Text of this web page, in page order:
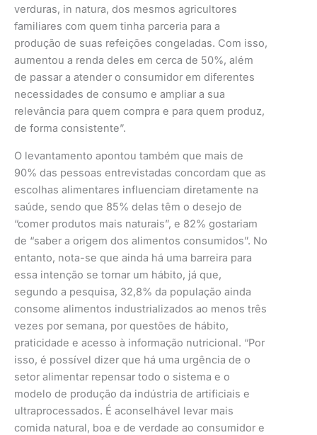
verduras, in natura, dos mesmos agricultores
familiares com quem tinha parceria para a
produção de suas refeições congeladas. Com isso,
aumentou a renda deles em cerca de 50%, além
de passar a atender o consumidor em diferentes
necessidades de consumo e ampliar a sua
relevância para quem compra e para quem produz,
de forma consistente”.
O levantamento apontou também que mais de
90% das pessoas entrevistadas concordam que as
escolhas alimentares influenciam diretamente na
saúde, sendo que 85% delas têm o desejo de
“comer produtos mais naturais”, e 82% gostariam
de “saber a origem dos alimentos consumidos”. No
entanto, nota-se que ainda há uma barreira para
essa intenção se tornar um hábito, já que,
segundo a pesquisa, 32,8% da população ainda
consome alimentos industrializados ao menos três
vezes por semana, por questões de hábito,
praticidade e acesso à informação nutricional. “Por
isso, é possível dizer que há uma urgência de o
setor alimentar repensar todo o sistema e o
modelo de produção da indústria de artificiais e
ultraprocessados. É aconselhável levar mais
comida natural, boa e de verdade ao consumidor e